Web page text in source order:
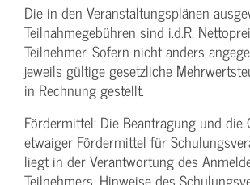
Die in den Veranstaltungsplänen
Teilnahmegebühren sind i.d.R.
Teilnehmer. Sofern nicht anders
jeweils gültige gesetzliche
in Rechnung gestellt.
Fördermittel: Die Beantragung und die
etwaiger Fördermittel für
liegt in der Verantwortung des